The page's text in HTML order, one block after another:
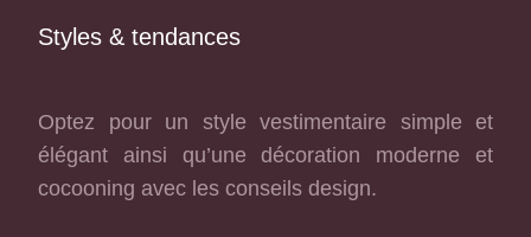
Styles & tendances
Optez pour un style vestimentaire simple et
élégant ainsi qu’une décoration moderne et
cocooning avec les conseils design.